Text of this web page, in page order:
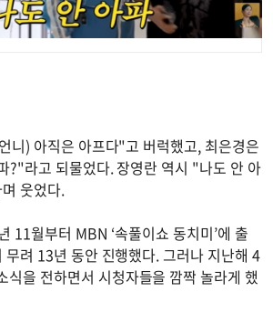
니) 아직은 아프다"고 버럭했고, 최은경은
?"라고 되물었다. 장영란 역시 "나도 안 아
웃었다.
11월부터 MBN ‘속풀이쇼 동치미’에 출
무려 13년 동안 진행했다. 그러나 지난해 4
식을 전하면서 시청자들을 깜짝 놀라게 했